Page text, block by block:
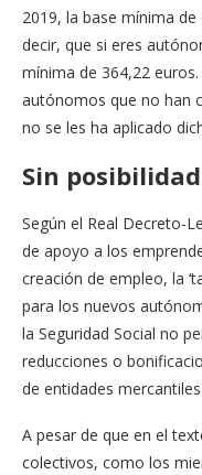
2019, la base mínima
decir, que si eres
mínima de 364,22
autónomos que no han
no se les ha aplicado
Sin
Según el Real Decreto-
de apoyo a los
creación de empleo, la
para los nuevos
la Seguridad Social no
reducciones o
de entidades mercantiles.
A pesar de que en el
colectivos, como los